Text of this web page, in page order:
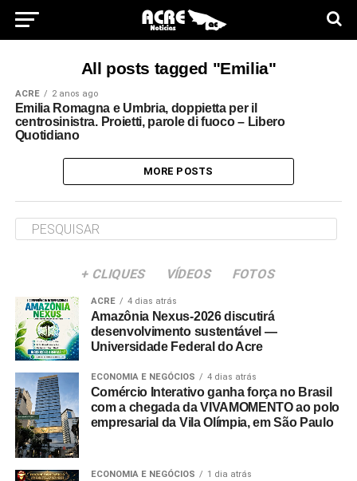
All posts tagged "Emilia"
ACRE 2 anos ago
Emilia Romagna e Umbria, doppietta per il
centrosinistra. Proietti, parole di fuoco – Libero
Quotidiano
MORE POSTS
+ CLIQUES VÍDEOS FOTOS
ACRE 4 dias atrás
Amazônia Nexus-2026 discutirá
desenvolvimento sustentável —
Universidade Federal do Acre
ECONOMIA E NEGÓCIOS 4 dias atrás
Comércio Interativo ganha força no Brasil
com a chegada da VIVAMOMENTO ao polo
empresarial da Vila Olímpia, em São Paulo
ECONOMIA E NEGÓCIOS 1 dia atrás